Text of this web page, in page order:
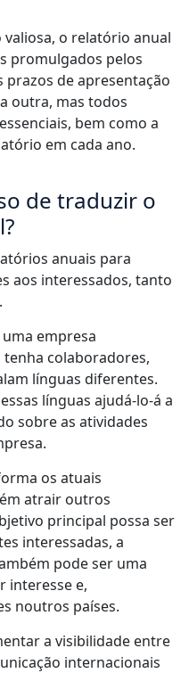
o relatório anual
promulgados pelos
prazos de apresentação
outra, mas todos
bem como a
em cada ano.
de traduzir o
anuais para
aos interessados, tanto
empresa
colaboradores,
línguas diferentes.
línguas ajudá-lo-á a
sobre as atividades
os atuais
atrair outros
principal possa ser
interessadas, a
pode ser uma
interesse e,
noutros países.
a visibilidade entre
internacionais